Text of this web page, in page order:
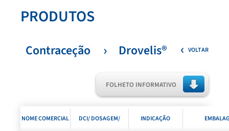
PRODUTOS
Contraceção Drovelis® VOLTAR
FOLHETO INFORMATIVO
NOME COMERCIAL DCI/ DOSAGEM/ INDICAÇÃO